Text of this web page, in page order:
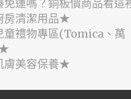
運嗎？銅板價商品看這
清潔用品★
禮物專區(Tomica、萬
美容保養★